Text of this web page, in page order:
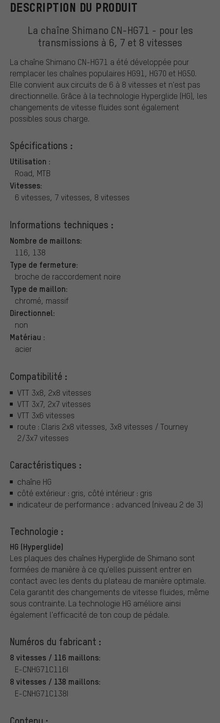
DESCRIPTION DU PRODUIT
La chaîne Shimano CN-HG71 - pour les
transmissions à 6, 7 et 8 vitesses
La chaîne Shimano CN-HG71 a été développée pour
remplacer les chaînes populaires HG91, HG70 et HG50.
Elle convient aux circuits de 6 à 8 vitesses et n'est pas
directionnelle. Grâce à la technologie Hyperglide (HG), les
changements de vitesse fluides sont également
possibles sous charge.
Spécifications :
Utilisation :
Road, MTB
Vitesses:
6 vitesses, 7 vitesses, 8 vitesses
Informations techniques :
Nombre de maillons:
116, 138
Type de fermeture:
broche de raccordement noire
Type de maillon:
chromé, massif
Directionnel:
non
Matériau :
acier
Compatibilité :
VTT 3x8, 2x8 vitesses
VTT 3x7, 2x7 vitesses
VTT 3x6 vitesses
route : Claris 2x8 vitesses, 3x8 vitesses / Tourney
2/3x7 vitesses
Caractéristiques :
chaîne HG
côté extérieur : gris, côté intérieur : gris
indicateur de performance : advanced (niveau 2 de 3)
Technologie :
HG (Hyperglide)
Les plaques des chaînes Hyperglide de Shimano sont
formées de manière à ce qu'elles puissent entrer en
contact avec les dents du plateau de manière optimale.
Cela garantit des changements de vitesse fluides, même
sous contrainte. La technologie HG améliore ainsi
également l'efficacité de ton coup de pédale.
Numéros du fabricant :
8 vitesses / 116 maillons:
E-CNHG71C116I
8 vitesses / 138 maillons:
E-CNHG71C138I
Contenu :